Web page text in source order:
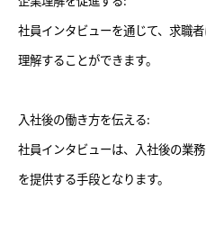
社員インタビューを通じて、求職
理解することができます。
入社後の働き方を伝える:
社員インタビューは、入社後の業
を提供する手段となります。